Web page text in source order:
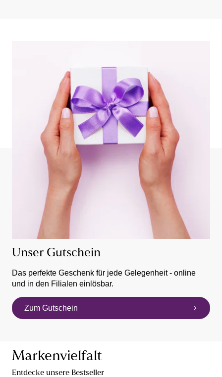
Unser Gutschein
Das perfekte Geschenk für jede Gelegenheit - online
und in den Filialen einlösbar.
Zum Gutschein
Markenvielfalt
Entdecke unsere Bestseller